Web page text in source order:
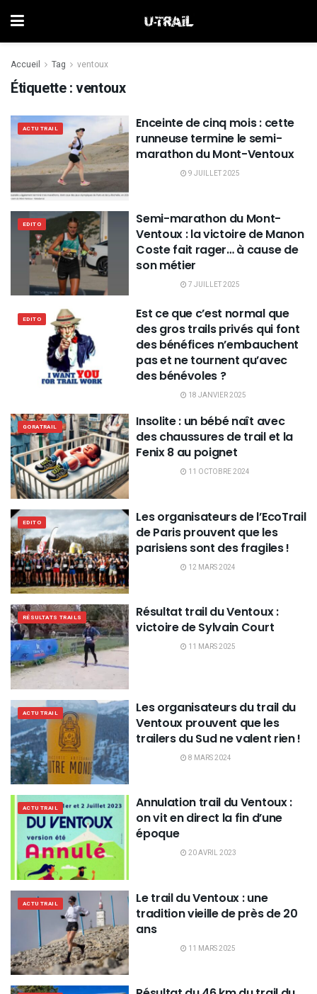
Accueil Tag ventoux
Étiquette :ventoux
ACTU TRAIL
Enceinte de cinq mois : cette
runneuse termine le semi-
marathon du Mont-Ventoux
9 JUILLET 2025
EDITO
Semi-marathon du Mont-
Ventoux : la victoire de Manon
Coste fait rager… à cause de
son métier
7 JUILLET 2025
EDITO
Est ce que c’est normal que
des gros trails privés qui font
des bénéfices n’embauchent
pas et ne tournent qu’avec
des bénévoles ?
18 JANVIER 2025
GORATRAIL
Insolite : un bébé naît avec
des chaussures de trail et la
Fenix 8 au poignet
11 OCTOBRE 2024
EDITO
Les organisateurs de l’EcoTrail
de Paris prouvent que les
parisiens sont des fragiles !
12 MARS 2024
RÉSULTATS TRAILS
Résultat trail du Ventoux :
victoire de Sylvain Court
11 MARS 2025
ACTU TRAIL
Les organisateurs du trail du
Ventoux prouvent que les
trailers du Sud ne valent rien !
8 MARS 2024
ACTU TRAIL
Annulation trail du Ventoux :
on vit en direct la fin d’une
époque
20 AVRIL 2023
ACTU TRAIL
Le trail du Ventoux : une
tradition vieille de près de 20
ans
11 MARS 2025